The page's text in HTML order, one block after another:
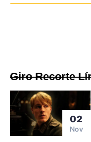
Giro Recorte
02
Nov